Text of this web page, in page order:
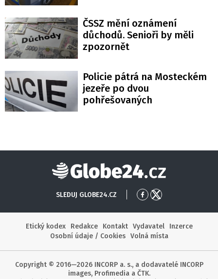
ČSSZ mění oznámení
důchodů. Senioři by měli
zpozornět
Policie pátrá na Mosteckém
jezeře po dvou
pohřešovaných
Globe24
SLEDUJ GLOBE24.CZ
PřejítPřejít
Etický kodex
Redakce Kontakt Vydavatel
Inzerce
Osobní údaje / Cookies
Volná místa
Copyright © 2016—2026 INCORP a. s., a dodavatelé INCORP
images, Profimedia a ČTK.